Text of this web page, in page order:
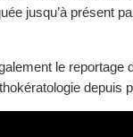
jusqu’à présent
le reportage
depuis